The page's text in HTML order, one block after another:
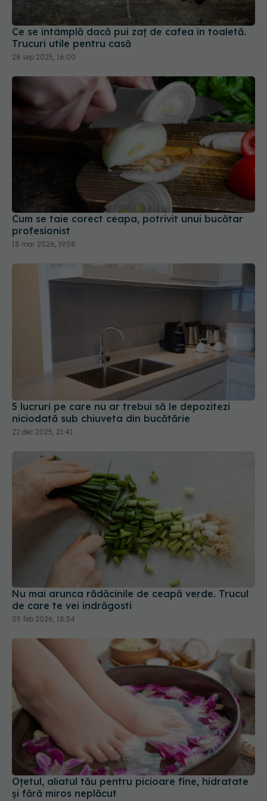
Ce se întâmplă dacă pui zaț de cafea în toaletă.
Trucuri utile pentru casă
28 sep 2025, 16:00
Cum se taie corect ceapa, potrivit unui bucătar
profesionist
18 mar 2026, 19:58
5 lucruri pe care nu ar trebui să le depozitezi
niciodată sub chiuveta din bucătărie
22 dec 2025, 21:41
Nu mai arunca rădăcinile de ceapă verde. Trucul
de care te vei îndrăgosti
05 feb 2026, 18:54
Oțetul, aliatul tău pentru picioare fine, hidratate
și fără miros neplăcut